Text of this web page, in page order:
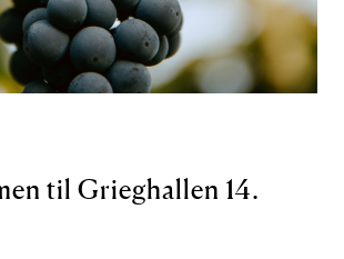
til Grieghallen 14.